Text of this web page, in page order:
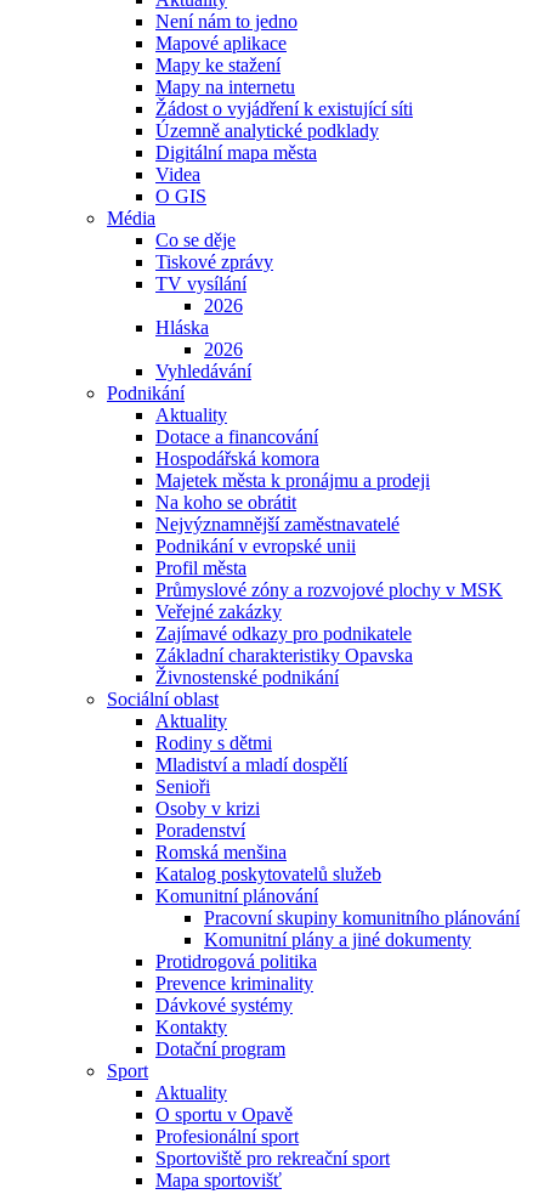
Není nám to jedno
Mapové aplikace
Mapy ke stažení
Mapy na internetu
Žádost o vyjádření k existující síti
Územně analytické podklady
Digitální mapa města
Videa
O GIS
Média
Co se děje
Tiskové zprávy
TV vysílání
2026
Hláska
2026
Vyhledávání
Podnikání
Aktuality
Dotace a financování
Hospodářská komora
Majetek města k pronájmu a prodeji
Na koho se obrátit
Nejvýznamnější zaměstnavatelé
Podnikání v evropské unii
Profil města
Průmyslové zóny a rozvojové plochy v MSK
Veřejné zakázky
Zajímavé odkazy pro podnikatele
Základní charakteristiky Opavska
Živnostenské podnikání
Sociální oblast
Aktuality
Rodiny s dětmi
Mladiství a mladí dospělí
Senioři
Osoby v krizi
Poradenství
Romská menšina
Katalog poskytovatelů služeb
Komunitní plánování
Pracovní skupiny komunitního plánování
Komunitní plány a jiné dokumenty
Protidrogová politika
Prevence kriminality
Dávkové systémy
Kontakty
Dotační program
Sport
Aktuality
O sportu v Opavě
Profesionální sport
Sportoviště pro rekreační sport
Mapa sportovišť